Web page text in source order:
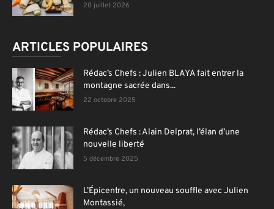
20 juillet 2026
ARTICLES POPULAIRES
Rédac’s Chefs : Julien BLAYA fait entrer la
montagne sacrée dans...
22 octobre 2025
Rédac’s Chefs : Alain Delprat, l’élan d’une
nouvelle liberté
5 décembre 2025
L’Épicentre, un nouveau souffle avec Julien
Montassié,